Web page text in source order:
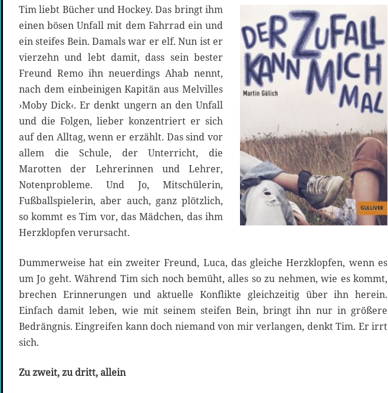
Tim liebt Bücher und Hockey. Das bringt ihm
einen bösen Unfall mit dem Fahrrad ein und
ein steifes Bein. Damals war er elf. Nun ist er
vierzehn und lebt damit, dass sein bester
Freund Remo ihn neuerdings Ahab nennt,
nach dem einbeinigen Kapitän aus Melvilles
›Moby Dick‹. Er denkt ungern an den Unfall
und die Folgen, lieber konzentriert er sich
auf den Alltag, wenn er erzählt. Das sind vor
allem die Schule, der Unterricht, die
Marotten der Lehrerinnen und Lehrer,
Notenprobleme. Und Jo, Mitschülerin,
Fußballspielerin, aber auch, ganz plötzlich,
so kommt es Tim vor, das Mädchen, das ihm
Herzklopfen verursacht.
Dummerweise hat ein zweiter Freund, Luca, das gleiche Herzklopfen, wenn es
um Jo geht. Während Tim sich noch bemüht, alles so zu nehmen, wie es kommt,
brechen Erinnerungen und aktuelle Konflikte gleichzeitig über ihn herein.
Einfach damit leben, wie mit seinem steifen Bein, bringt ihn nur in größere
Bedrängnis. Eingreifen kann doch niemand von mir verlangen, denkt Tim. Er irrt
sich.
Zu zweit, zu dritt, allein